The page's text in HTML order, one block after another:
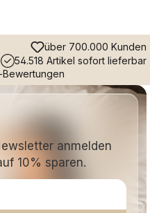
über 700.000 Kunden
54.518 Artikel sofort lieferbar
Bewertungen
anmelden
10% sparen.